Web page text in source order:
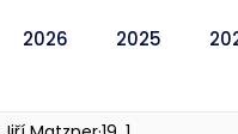
2026 2025